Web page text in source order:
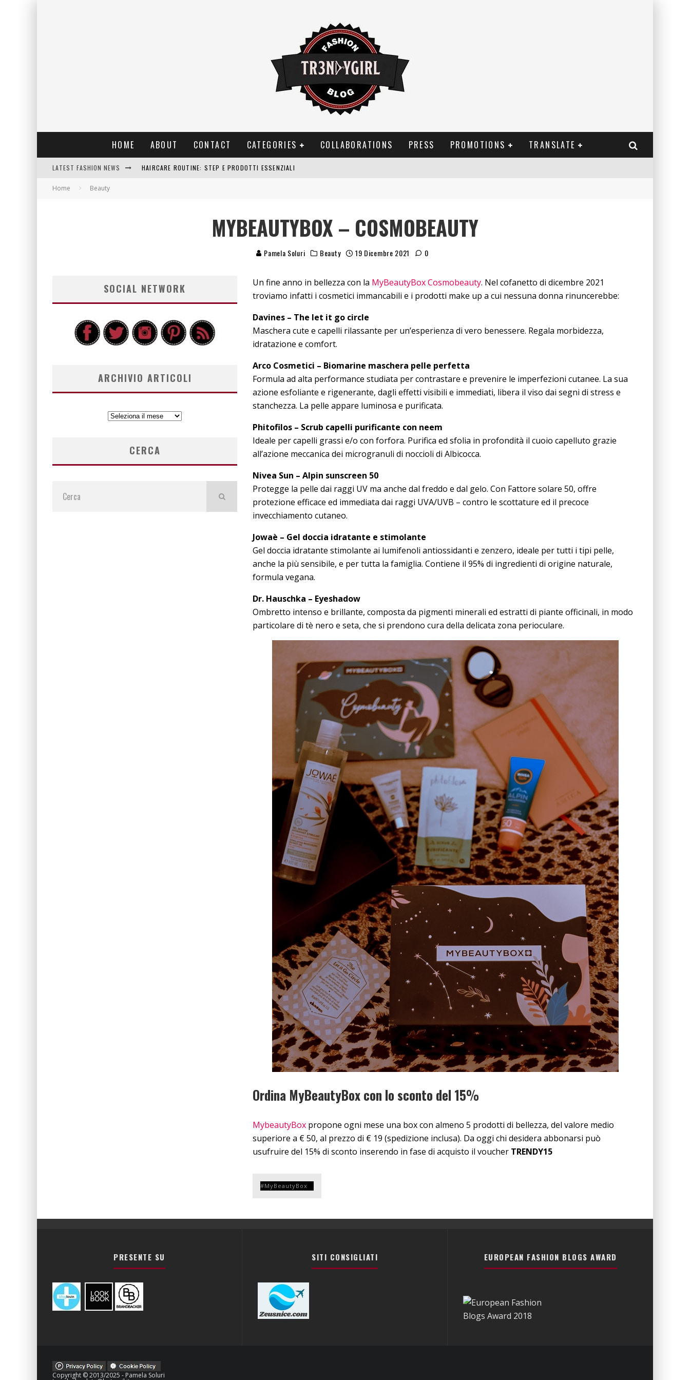
HOME ABOUT CONTACT CATEGORIES COLLABORATIONS PRESS PROMOTIONS TRANSLATE
LATEST FASHION NEWS HAIRCARE ROUTINE: STEP E PRODOTTI ESSENZIALI
DETTAGLI INTRAMONTABILI NEI COSTUMI DA BAGNO DA DONNA: COSA NON PASSA MAI DI MODA?
Home Beauty
MYBEAUTYBOX – COSMOBEAUTY
Pamela Soluri Beauty 19 Dicembre 2021 0
Un fine anno in bellezza con la MyBeautyBox Cosmobeauty. Nel cofanetto di dicembre 2021
troviamo infatti i cosmetici immancabili e i prodotti make up a cui nessuna donna rinuncerebbe:
Davines – The let it go circle
Maschera cute e capelli rilassante per un’esperienza di vero benessere. Regala morbidezza,
idratazione e comfort.
Arco Cosmetici – Biomarine maschera pelle perfetta
Formula ad alta performance studiata per contrastare e prevenire le imperfezioni cutanee. La sua
azione esfoliante e rigenerante, dagli effetti visibili e immediati, libera il viso dai segni di stress e
stanchezza. La pelle appare luminosa e purificata.
Phitofilos – Scrub capelli purificante con neem
Ideale per capelli grassi e/o con forfora. Purifica ed sfolia in profondità il cuoio capelluto grazie
all’azione meccanica dei microgranuli di noccioli di Albicocca.
Nivea Sun – Alpin sunscreen 50
Protegge la pelle dai raggi UV ma anche dal freddo e dal gelo. Con Fattore solare 50, offre
protezione efficace ed immediata dai raggi UVA/UVB – contro le scottature ed il precoce
invecchiamento cutaneo.
Jowaè – Gel doccia idratante e stimolante
Gel doccia idratante stimolante ai lumifenoli antiossidanti e zenzero, ideale per tutti i tipi pelle,
anche la più sensibile, e per tutta la famiglia. Contiene il 95% di ingredienti di origine naturale,
formula vegana.
Dr. Hauschka – Eyeshadow
Ombretto intenso e brillante, composta da pigmenti minerali ed estratti di piante officinali, in modo
particolare di tè nero e seta, che si prendono cura della delicata zona perioculare.
Ordina MyBeautyBox con lo sconto del 15%
MybeautyBox propone ogni mese una box con almeno 5 prodotti di bellezza, del valore medio
superiore a € 50, al prezzo di € 19 (spedizione inclusa). Da oggi chi desidera abbonarsi può
usufruire del 15% di sconto inserendo in fase di acquisto il voucher TRENDY15
MyBeautyBox
SOCIAL NETWORK
ARCHIVIO ARTICOLI
ARCHIVIO
CERCA
PRESENTE SU SITI CONSIGLIATI EUROPEAN FASHION BLOGS AWARD
Copyright © 2013/2025 - Pamela Soluri